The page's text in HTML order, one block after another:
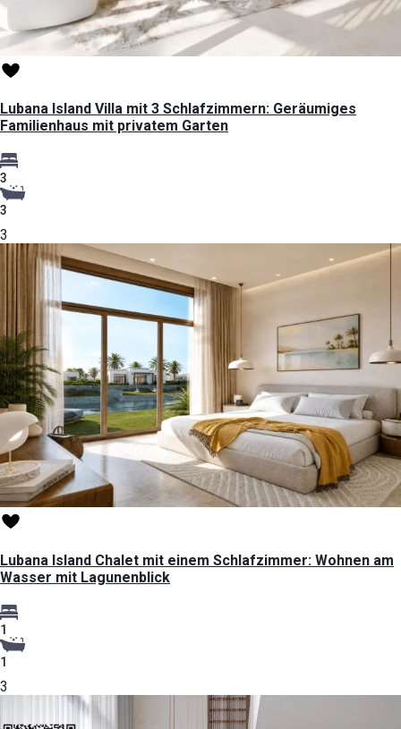
Lubana Island Villa mit 3 Schlafzimmern: Geräumiges
Familienhaus mit privatem Garten
3
3
3
Lubana Island Chalet mit einem Schlafzimmer: Wohnen am
Wasser mit Lagunenblick
1
1
3